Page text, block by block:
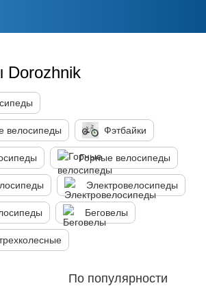
Dorozhnik
велосипеды Фэтбайки
Горные велосипеды
Электровелосипеды
Беговелы
По популярности